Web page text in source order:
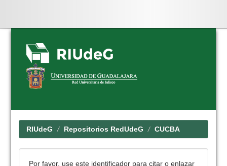
Skip
navigation
RIUdeG Repositorios RedUdeG CUCBA
Por favor, use este identificador para citar o enlazar